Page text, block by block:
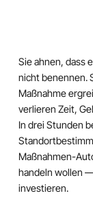
Sie ahnen, dass
nicht benennen.
Maßnahme
verlieren Zeit,
In drei Stunden
Maßnahmen-
handeln wollen
investieren.